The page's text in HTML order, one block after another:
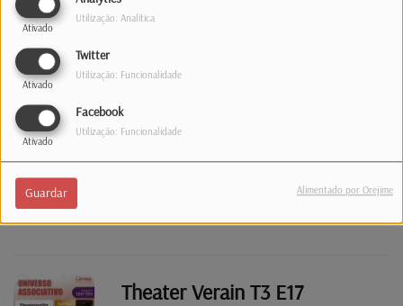
Ativado
Utilização: Analítica
Twitter
Ativado
Utilização: Funcionalidade
Facebook
Ativado
Utilização: Funcionalidade
Guardar Alimentado por Orejime
24 janeiro de 2026.
Theater Verain T3 E17